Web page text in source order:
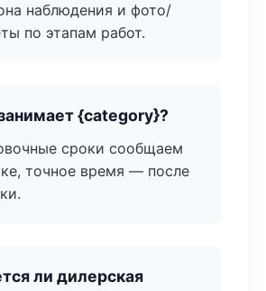
наблюдения и фото/
по этапам работ.
{category}?
сроки сообщаем
точное время — после
ли дилерская